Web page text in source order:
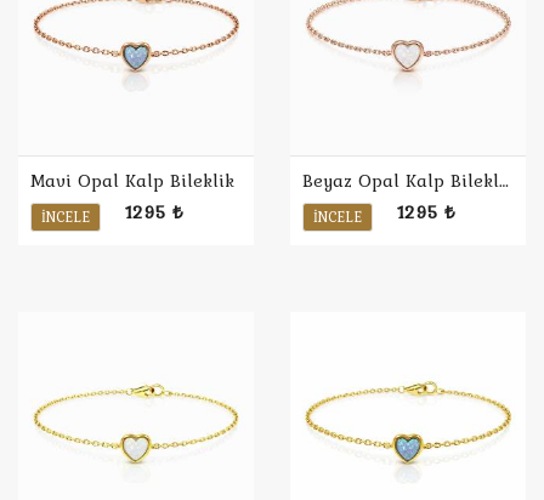
Mavi Opal Kalp Bileklik
İNCELE 1295 ₺
Beyaz Opal Kalp Bileklik
İNCELE 1295 ₺